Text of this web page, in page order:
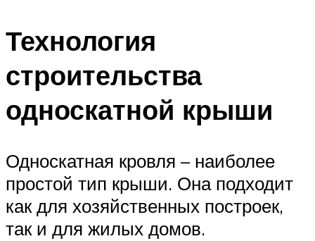
Технология
строительства
односкатной крыши
Односкатная кровля – наиболее
простой тип крыши. Она подходит
как для хозяйственных построек,
так и для жилых домов.